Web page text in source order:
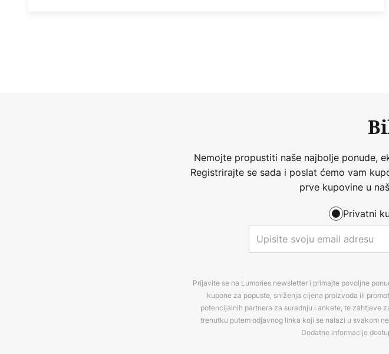
Nemojte propustiti naše najbolje ponude,
Registrirajte se sada i poslat ćemo vam
prve kupovine u
Privatni
Prijavite se na Lumories newsletter i primajte povoljne
kupone za popuste, sniženja cijena proizvoda ili
potencijalnih partnera za suradnju i ankete, te zahtjeve
trenutku putem odjavnog linka koji se nalazi u svakom
Dodatne informacije